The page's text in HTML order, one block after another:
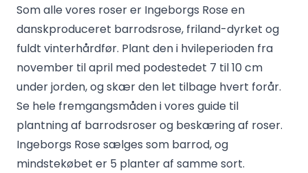
Som alle vores roser er Ingeborgs Rose en
danskproduceret barrodsrose, friland-dyrket og
fuldt vinterhårdfør. Plant den i hvileperioden fra
november til april med podestedet 7 til 10 cm
under jorden, og skær den let tilbage hvert forår.
Se hele fremgangsmåden i vores guide til
plantning af barrodsroserog beskæring af roser.
Ingeborgs Rose sælges som barrod, og
mindstekøbet er 5 planter af samme sort.